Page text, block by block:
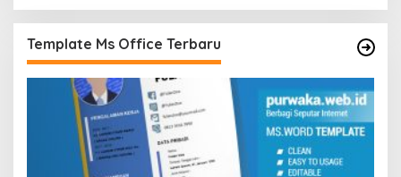
Template Ms Office Terbaru